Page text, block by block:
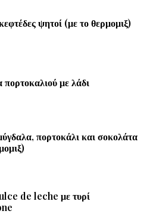
ψητοί (με το θερμομιξ)
με λάδι
πορτοκάλι και σοκολάτα
de leche με τυρί